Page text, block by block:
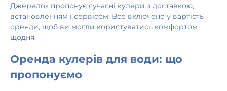
Джерело» пропонує сучасні кулери з доставкою,
встановленням і сервісом. Все включено у вартість
оренди, щоб ви могли користуватись комфортом
щодня.
Оренда кулерів для води: що
пропонуємо